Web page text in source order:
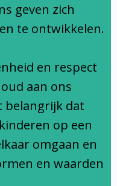
geven zich
te ontwikkelen.
en respect
aan ons
belangrijk dat
op een
omgaan en
en waarden